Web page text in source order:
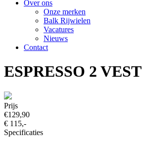
Over ons
Onze merken
Balk Rijwielen
Vacatures
Nieuws
Contact
ESPRESSO 2 VEST
Prijs
€129,90
€ 115,-
Specificaties